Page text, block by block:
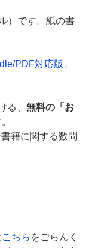
）です。紙の書
PDF対応版」
る、 無料の「お
籍に関する数問
こちら をごらんく